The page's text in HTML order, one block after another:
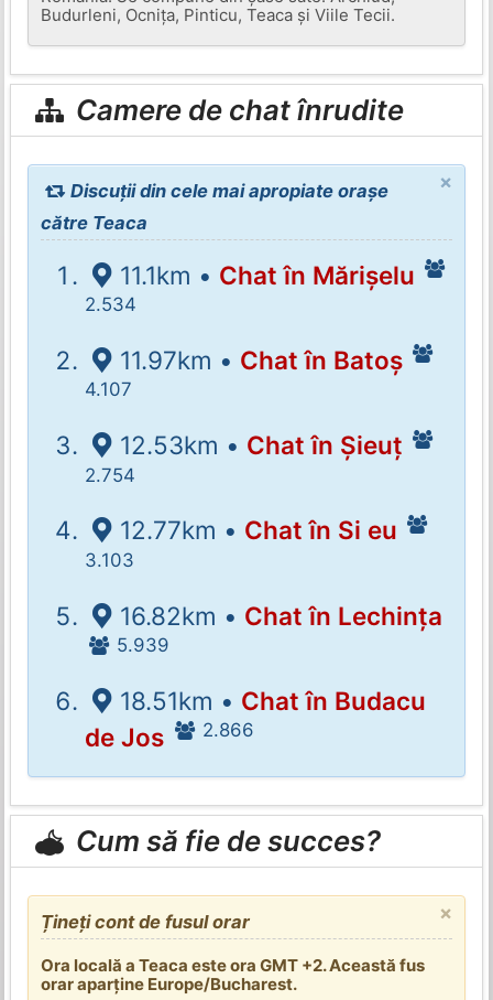
Budurleni, Ocnița, Pinticu, Teaca și Viile Tecii.
Camere de chat înrudite
×
Discuții din cele mai apropiate orașe
către Teaca
11.1km • Chat în Mărișelu
2.534
11.97km • Chat în Batoș
4.107
12.53km • Chat în Șieuț
2.754
12.77km • Chat în Si eu
3.103
16.82km • Chat în Lechința
5.939
18.51km • Chat în Budacu
de Jos
2.866
Cum să fie de succes?
×
Țineți cont de fusul orar
Ora locală a Teaca este ora GMT +2. Această fus
orar aparține Europe/Bucharest.